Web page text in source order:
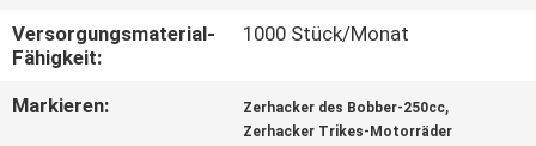
IN
VERBINDUNG
Versorgungsmaterial-
Fähigkeit:
1000 Stück/Monat
Markieren: Zerhacker des Bobber-250cc,
Zerhacker Trikes-Motorräder